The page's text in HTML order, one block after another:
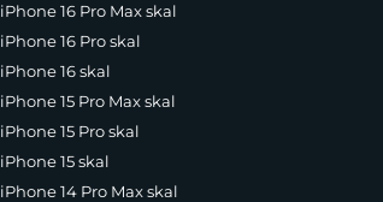
iPhone 16 Pro Max skal
iPhone 16 Pro skal
iPhone 16 skal
iPhone 15 Pro Max skal
iPhone 15 Pro skal
iPhone 15 skal
iPhone 14 Pro Max skal